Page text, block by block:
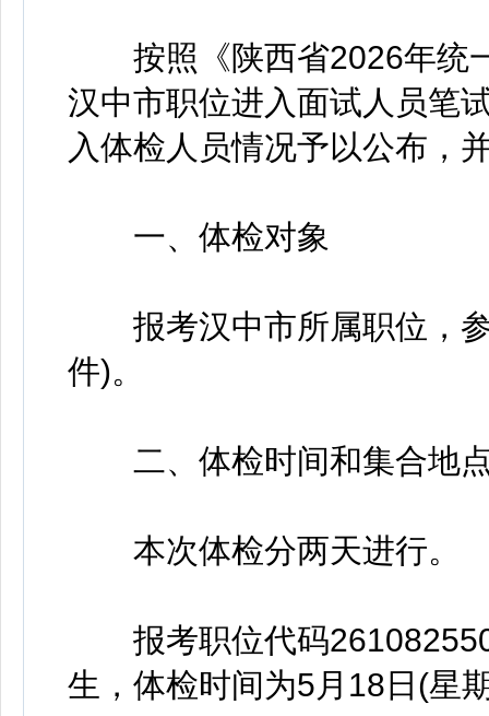
按照《陕西省2026年统
汉中市职位进入面试人员笔
入体检人员情况予以公布，
一、体检对象
报考汉中市所属职位，参
件)。
二、体检时间和集合地
本次体检分两天进行。
报考职位代码
生，体检时间为5月18日(星